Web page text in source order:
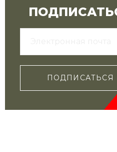
ПОДПИСАТЬСЯ